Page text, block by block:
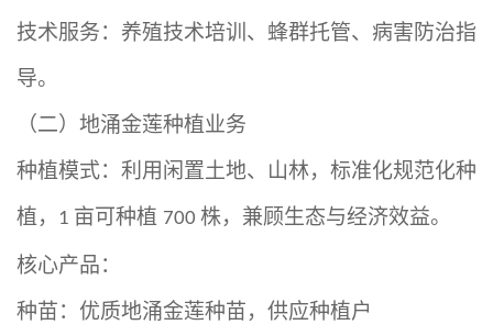
技术服务：养殖技术培训、蜂群托管、病害防治指
导。
（二）地涌金莲种植业务
种植模式：利用闲置土地、山林，标准化规范化种
植，
1 亩可种植 700 株，兼顾生态与经济效益。
核心产品：
种苗：优质地涌金莲种苗，供应种植户